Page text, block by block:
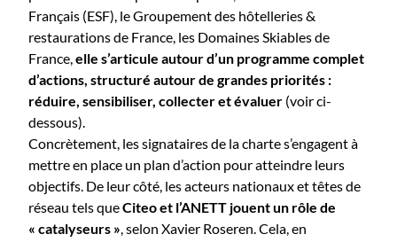
Français (ESF), le Groupement des hôtelleries &
restaurations de France, les Domaines Skiables de
France, elle s’articule autour d’un programme complet
d’actions, structuré autour de grandes priorités :
réduire, sensibiliser, collecter et évaluer (voir ci-
dessous).
Concrètement, les signataires de la charte s’engagent à
mettre en place un plan d’action pour atteindre leurs
objectifs. De leur côté, les acteurs nationaux et têtes de
réseau tels queCiteo et l’ANETT jouent un rôle de
« catalyseurs » , selon Xavier Roseren. Cela, en